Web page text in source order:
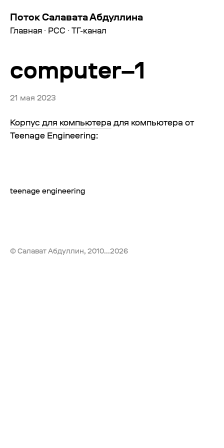
Поток Салавата Абдуллина
Главная · РСС · ТГ-канал
computer–1
21 мая 2023
Корпус для компьютера для компьютера от
Teenage Engineering:
teenage engineering
© Салават Абдуллин, 2010...2026